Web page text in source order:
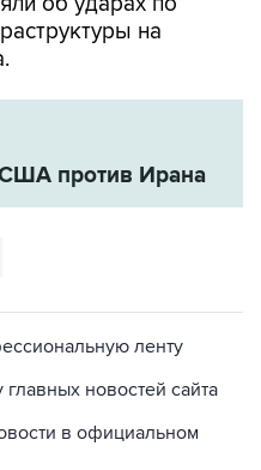
на
против Ирана
ленту
новостей сайта
в официальном